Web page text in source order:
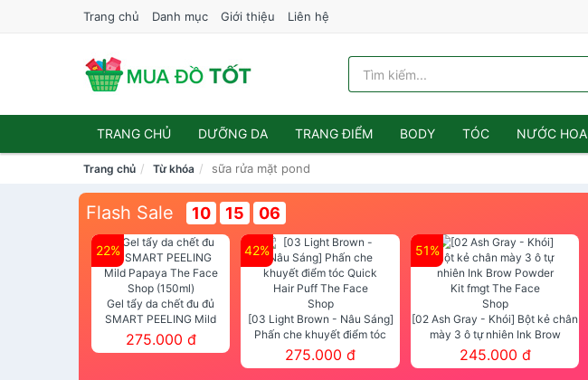
Trang chủ Danh mục Giới thiệu Liên hệ
TRANG CHỦ DƯỠNG DA TRANG ĐIỂM BODY TÓC NƯỚC HOA
Trang chủ Từ khóa sữa rửa mặt pond
Flash Sale 10 15 06
22%
Gel tẩy da chết đu đủ
SMART PEELING Mild
Papaya The Face Shop
(150ml)
275.000 đ
42%
[03 Light Brown - Nâu Sáng]
Phấn che khuyết điểm tóc
Quick Hair Puff The Face Shop
275.000 đ
51%
[02 Ash Gray - Khói] Bột kẻ chân
mày 3 ô tự nhiên Ink Brow
Powder Kit fmgt The Face Shop
245.000 đ